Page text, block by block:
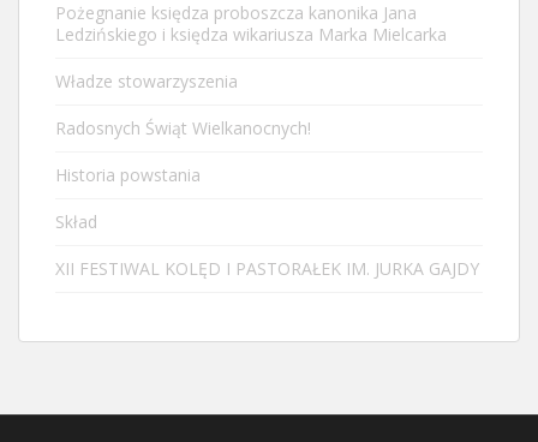
Pożegnanie księdza proboszcza kanonika Jana
Ledzińskiego i księdza wikariusza Marka Mielcarka
Władze stowarzyszenia
Radosnych Świąt Wielkanocnych!
Historia powstania
Skład
XII FESTIWAL KOLĘD I PASTORAŁEK IM. JURKA GAJDY